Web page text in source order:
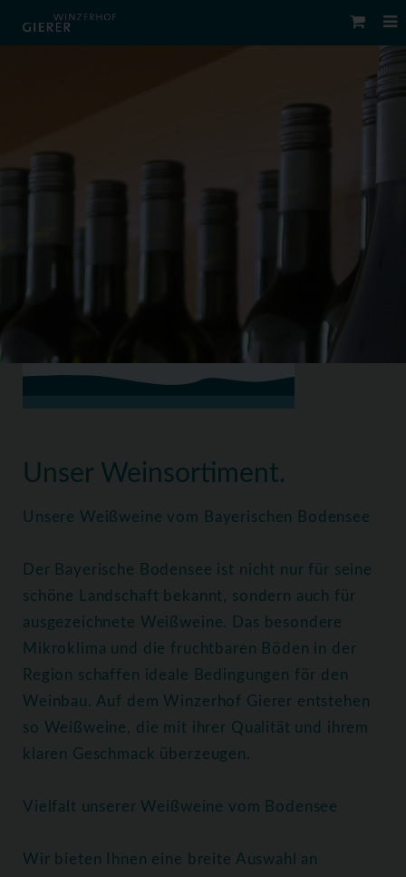
Unser Weinsortiment.
Unsere Weißweine vom Bayerischen Bodensee
Der Bayerische Bodensee ist nicht nur für seine
schöne Landschaft bekannt, sondern auch für
ausgezeichnete Weißweine. Das besondere
Mikroklima und die fruchtbaren Böden in der
Region schaffen ideale Bedingungen för den
Weinbau. Auf dem Winzerhof Gierer entstehen
so Weißweine, die mit ihrer Qualität und ihrem
klaren Geschmack überzeugen.
Vielfalt unserer Weißweine vom Bodensee
Wir bieten Ihnen eine breite Auswahl an